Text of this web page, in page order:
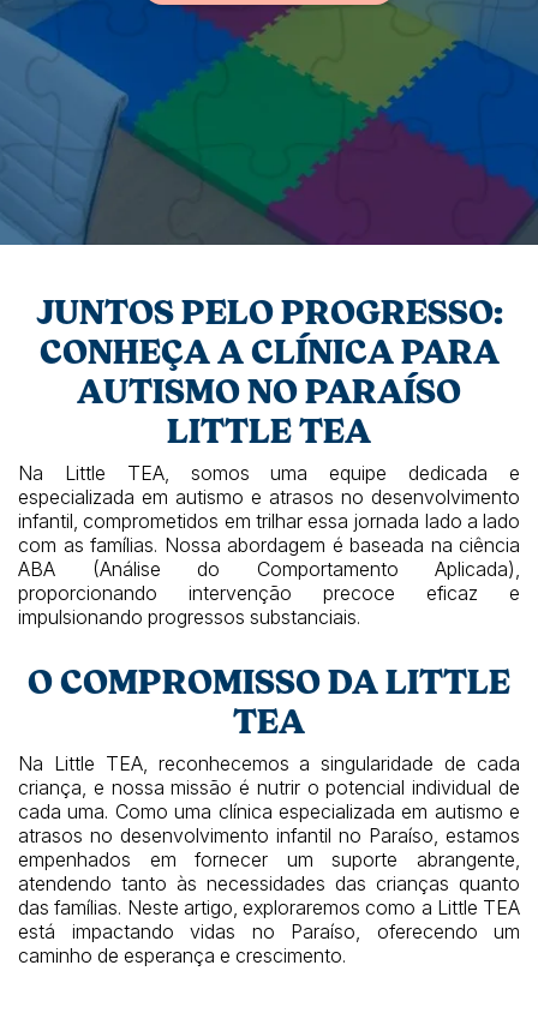
JUNTOS PELO PROGRESSO:
CONHEÇA A CLÍNICA PARA
AUTISMO NO PARAÍSO
LITTLE TEA
Na Little TEA, somos uma equipe dedicada e
especializada em autismo e atrasos no desenvolvimento
infantil, comprometidos em trilhar essa jornada lado a lado
com as famílias. Nossa abordagem é baseada na ciência
ABA (Análise do Comportamento Aplicada),
proporcionando intervenção precoce eficaz e
impulsionando progressos substanciais.
O COMPROMISSO DA LITTLE
TEA
Na Little TEA, reconhecemos a singularidade de cada
criança, e nossa missão é nutrir o potencial individual de
cada uma. Como uma clínica especializada em autismo e
atrasos no desenvolvimento infantil no Paraíso, estamos
empenhados em fornecer um suporte abrangente,
atendendo tanto às necessidades das crianças quanto
das famílias. Neste artigo, exploraremos como a Little TEA
está impactando vidas no Paraíso, oferecendo um
caminho de esperança e crescimento.